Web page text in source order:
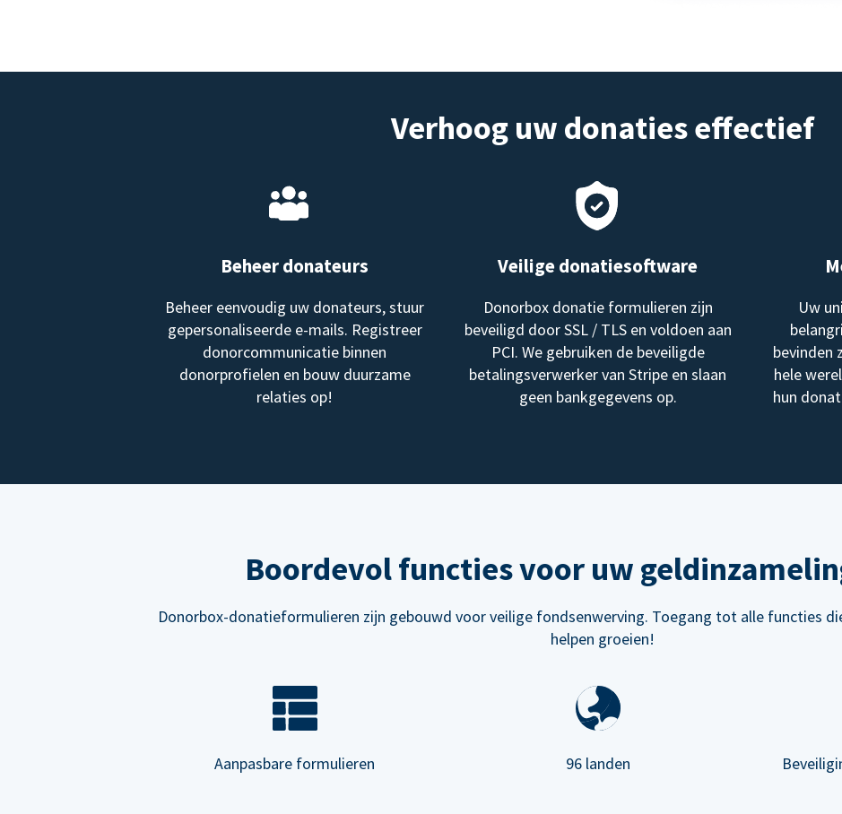
Verhoog uw donaties effectief
Beheer donateurs
Beheer eenvoudig uw donateurs, stuur
gepersonaliseerde e-mails. Registreer
donorcommunicatie binnen
donorprofielen en bouw duurzame
relaties op!
Veilige donatiesoftware
Donorbox donatie formulieren zijn
beveiligd door SSL / TLS en voldoen aan
PCI. We gebruiken de beveiligde
betalingsverwerker van Stripe en slaan
geen bankgegevens op.
Uw
bevinden
hele
hun
Boordevol functies voor uw
Donorbox-donatieformulieren zijn gebouwd voor veilige fondsenwerving. Toegang tot alle functies
helpen groeien!
Aanpasbare formulieren 96 landen